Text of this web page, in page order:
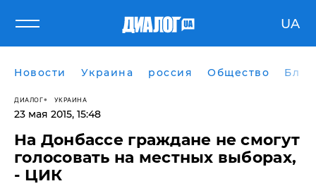
UA
Новости Украина россия Общество
ДИАЛОГ УКРАИНА
23 мая 2015, 15:48
На Донбассе граждане не смогут
голосовать на местных выборах,
- ЦИК